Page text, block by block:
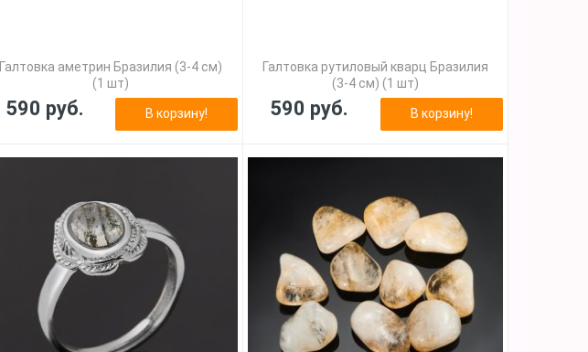
Галтовка аметрин Бразилия (3-4 см)
(1 шт)
590 руб. В корзину!
Галтовка рутиловый кварц Бразилия
(3-4 см) (1 шт)
590 руб. В корзину!